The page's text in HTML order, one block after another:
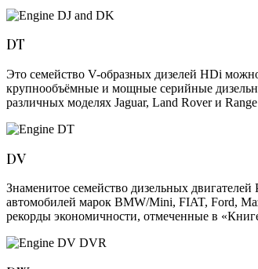
DT
Это семейство V-образных дизелей HDi
крупнообъёмные и мощные серийные
различных моделях Jaguar, Land Rover и
DV
Знаменитое семейство дизельных
автомобилей марок BMW/Mini, FIAT, Ford,
рекорды экономичности, отмеченные в